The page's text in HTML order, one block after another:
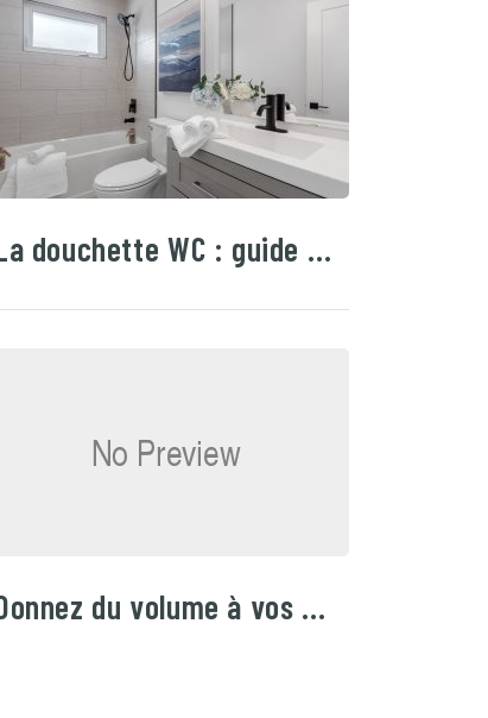
douchette WC : guide …
du volume à vos …